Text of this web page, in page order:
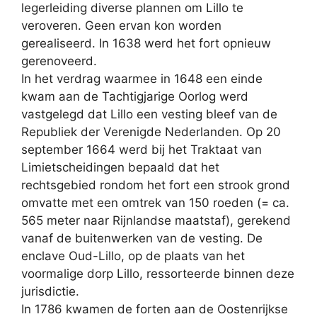
legerleiding diverse plannen om Lillo te
veroveren. Geen ervan kon worden
gerealiseerd. In 1638 werd het fort opnieuw
gerenoveerd.
In het verdrag waarmee in 1648 een einde
kwam aan de Tachtigjarige Oorlog werd
vastgelegd dat Lillo een vesting bleef van de
Republiek der Verenigde Nederlanden. Op 20
september 1664 werd bij het Traktaat van
Limietscheidingen bepaald dat het
rechtsgebied rondom het fort een strook grond
omvatte met een omtrek van 150 roeden (= ca.
565 meter naar Rijnlandse maatstaf), gerekend
vanaf de buitenwerken van de vesting. De
enclave Oud-Lillo, op de plaats van het
voormalige dorp Lillo, ressorteerde binnen deze
jurisdictie.
In 1786 kwamen de forten aan de Oostenrijkse